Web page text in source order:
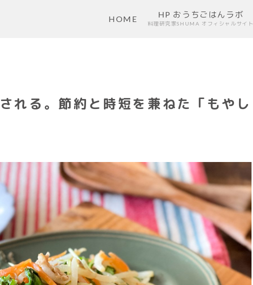
HOME HP おうちごはんラボ
料理研究家SHUMA オフィシャルサイト
れる。節約と時短を兼ねた「もやし